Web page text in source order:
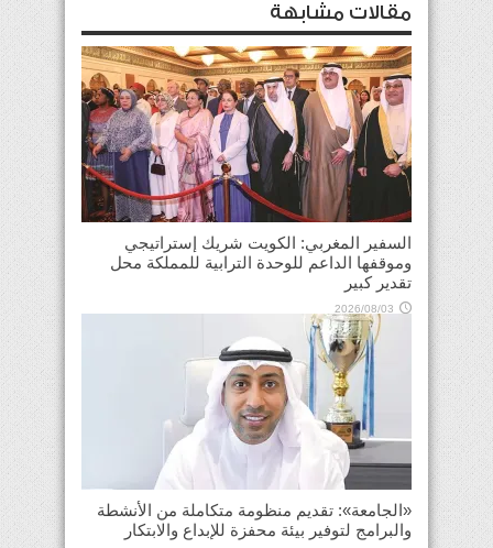
مقالات مشابهة
السفير المغربي: الكويت شريك إستراتيجي
وموقفها الداعم للوحدة الترابية للمملكة محل
تقدير كبير
2026/08/03
«الجامعة»: تقديم منظومة متكاملة من الأنشطة
والبرامج لتوفير بيئة محفزة للإبداع والابتكار